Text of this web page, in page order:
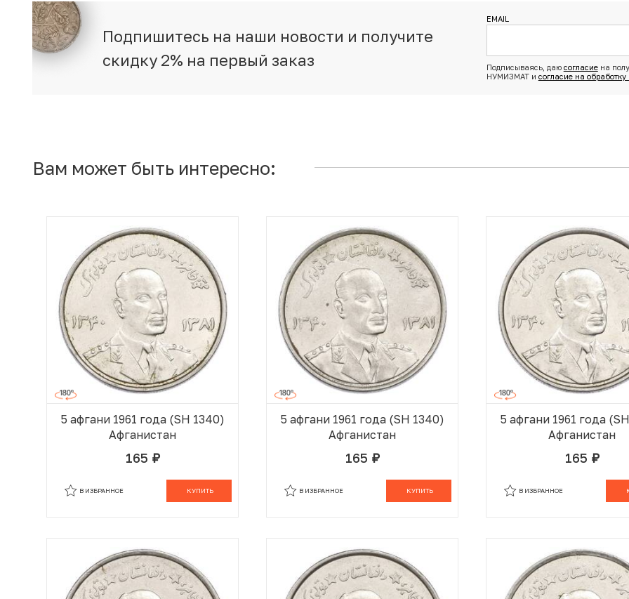
Подпишитесь на наши новости и получите
скидку 2% на первый заказ
EMAIL
Подписываясь, даю согласиена
НУМИЗМАТ и согласие на
Вам может быть интересно:
5 афгани 1961 года (SH 1340)
Афганистан
165 руб.
КУПИТЬ
В ИЗБРАННОЕ
5 афгани 1961 года (SH 1340)
Афганистан
165 руб.
КУПИТЬ
В ИЗБРАННОЕ
5 афгани 1961 года
Афганистан
165 руб.
В ИЗБРАННОЕ